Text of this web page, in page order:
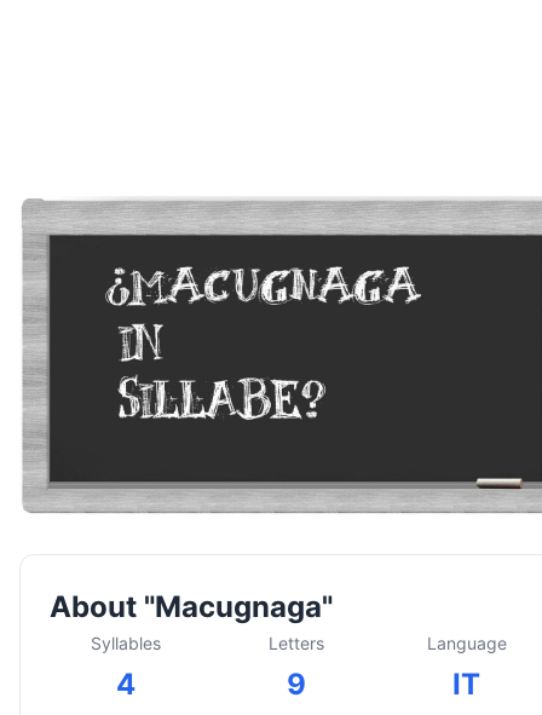
About "Macugnaga"
Syllables
4
Letters
9
Language
IT